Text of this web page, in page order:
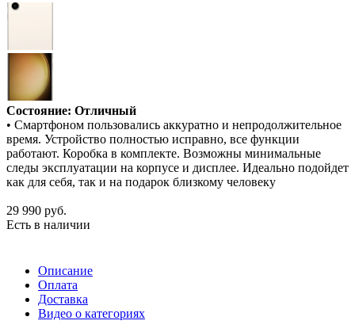
Состояние: Отличный
• Смартфоном пользовались аккуратно и непродолжительное
время. Устройство полностью исправно, все функции
работают. Коробка в комплекте. Возможны минимальные
следы эксплуатации на корпусе и дисплее. Идеально подойдет
как для себя, так и на подарок близкому человеку
29 990 руб.
Есть в наличии
Описание
Оплата
Доставка
Видео о категориях